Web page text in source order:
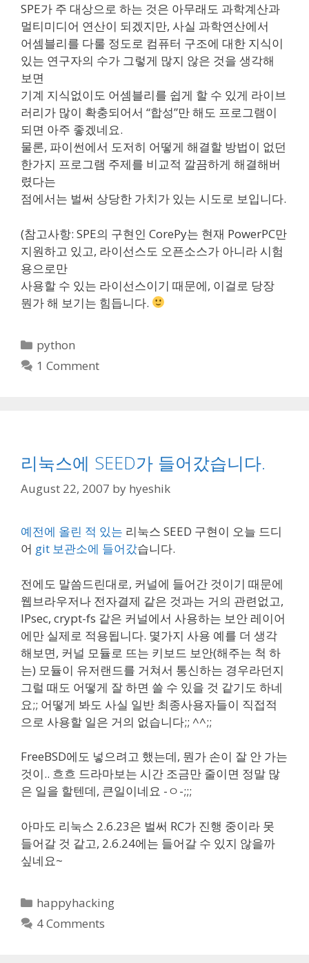
SPE가 주 대상으로 하는 것은 아무래도 과학계산과
멀티미디어 연산이 되겠지만, 사실 과학연산에서
어셈블리를 다룰 정도로 컴퓨터 구조에 대한 지식이
있는 연구자의 수가 그렇게 많지 않은 것을 생각해
보면
기계 지식없이도 어셈블리를 쉽게 할 수 있게 라이브
러리가 많이 확충되어서 “합성”만 해도 프로그램이
되면 아주 좋겠네요.
물론, 파이썬에서 도저히 어떻게 해결할 방법이 없던
한가지 프로그램 주제를 비교적 깔끔하게 해결해버
렸다는
점에서는 벌써 상당한 가치가 있는 시도로 보입니다.
(참고사항: SPE의 구현인 CorePy는 현재 PowerPC만
지원하고 있고, 라이선스도 오픈소스가 아니라 시험
용으로만
사용할 수 있는 라이선스이기 때문에, 이걸로 당장
뭔가 해 보기는 힘듭니다.
Categories
python
1 Comment
리눅스에 SEED가 들어갔습니다.
August 22, 2007 by hyeshik
예전에 올린 적 있는 리눅스 SEED 구현이 오늘 드디
어 git 보관소에 들어갔습니다.
전에도 말씀드린대로, 커널에 들어간 것이기 때문에
웹브라우저나 전자결제 같은 것과는 거의 관련없고,
IPsec, crypt-fs 같은 커널에서 사용하는 보안 레이어
에만 실제로 적용됩니다. 몇가지 사용 예를 더 생각
해보면, 커널 모듈로 뜨는 키보드 보안(해주는 척 하
는) 모듈이 유저랜드를 거쳐서 통신하는 경우라던지
그럴 때도 어떻게 잘 하면 쓸 수 있을 것 같기도 하네
요;; 어떻게 봐도 사실 일반 최종사용자들이 직접적
으로 사용할 일은 거의 없습니다;; ^^;;
FreeBSD에도 넣으려고 했는데, 뭔가 손이 잘 안 가는
것이.. 흐흐 드라마보는 시간 조금만 줄이면 정말 많
은 일을 할텐데, 큰일이네요 -ㅇ-;;;
아마도 리눅스 2.6.23은 벌써 RC가 진행 중이라 못
들어갈 것 같고, 2.6.24에는 들어갈 수 있지 않을까
싶네요~
Categories
happyhacking
4 Comments